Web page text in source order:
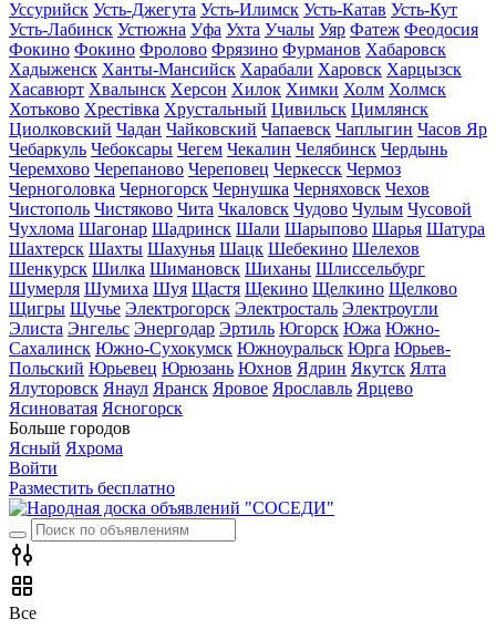
Уссурийск Усть-Джегута Усть-Илимск Усть-Катав Усть-Кут
Усть-Лабинск Устюжна Уфа Ухта Учалы Уяр Фатеж Феодосия
Фокино Фокино Фролово Фрязино Фурманов Хабаровск
Хадыженск Ханты-Мансийск Харабали Харовск Харцызск
Хасавюрт Хвалынск Херсон Хилок Химки Холм Холмск
Хотьково Хрестівка Хрустальный Цивильск Цимлянск
Циолковский Чадан Чайковский Чапаевск Чаплыгин Часов Яр
Чебаркуль Чебоксары Чегем Чекалин Челябинск Чердынь
Черемхово Черепаново Череповец Черкесск Чермоз
Черноголовка Черногорск Чернушка Черняховск Чехов
Чистополь Чистяково Чита Чкаловск Чудово Чулым Чусовой
Чухлома Шагонар Шадринск Шали Шарыпово Шарья Шатура
Шахтерск Шахты Шахунья Шацк Шебекино Шелехов
Шенкурск Шилка Шимановск Шиханы Шлиссельбург
Шумерля Шумиха Шуя Щастя Щекино Щелкино Щелково
Щигры Щучье Электрогорск Электросталь Электроугли
Элиста Энгельс Энергодар Эртиль Югорск Южа Южно-
Сахалинск Южно-Сухокумск Южноуральск Юрга Юрьев-
Польский Юрьевец Юрюзань Юхнов Ядрин Якутск Ялта
Ялуторовск Янаул Яранск Яровое Ярославль Ярцево
Ясиноватая Ясногорск
Больше городов
Ясный Яхрома
Войти
Разместить бесплатно
Все